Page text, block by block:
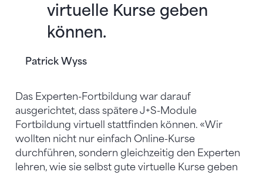
Patrick Wyss
virtuelle Kurse geben
können.
Das Experten-Fortbildung war darauf
ausgerichtet, dass spätere J+S-Module
Fortbildung virtuell stattfinden können. «Wir
wollten nicht nur einfach Online-Kurse
durchführen, sondern gleichzeitig den Experten
lehren, wie sie selbst gute virtuelle Kurse geben